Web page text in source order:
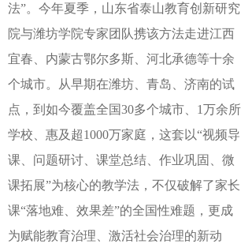
法”。今年夏季，山东省泰山教育创新研究
院与潍坊学院专家团队携该方法走进江西
宜春、内蒙古鄂尔多斯、河北承德等十余
个城市。从早期在潍坊、青岛、济南的试
点，到如今覆盖全国30多个城市、1万余所
学校、惠及超1000万家庭，这套以“视频导
课、问题研讨、课堂总结、作业巩固、微
课拓展”为核心的教学法，不仅破解了家长
课“落地难、效果差”的全国性难题，更成
为赋能教育治理、激活社会治理的新动